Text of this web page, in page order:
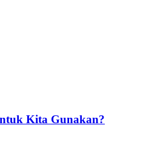
Kita Gunakan?